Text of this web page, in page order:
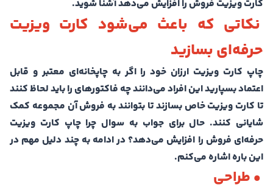
کارت ویزیت فروش را افزایش می‌دهد آشنا شوید.
نکاتی که باعث می‌شود کارت ویزیت
حرفه‌ای بسازید
چاپ کارت ویزیت ارزان خود را اگر به چاپخانه‌ای معتبر و قابل
اعتماد بسپارید این افراد می‌دانند چه فاکتورهای را باید لحاظ کنند
تا کارت ویزیت خاص بسازند تا بتوانند به فروش آن مجموعه کمک
شایانی کنند. حال برای جواب به سوال چرا چاپ کارت ویزیت
حرفه‌ای فروش را افزایش می‌دهد؟ در ادامه به چند دلیل مهم در
این باره اشاره می‌کنم.
• طراحی